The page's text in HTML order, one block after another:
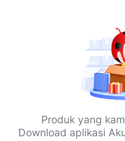
Produk yang
Download aplikasi